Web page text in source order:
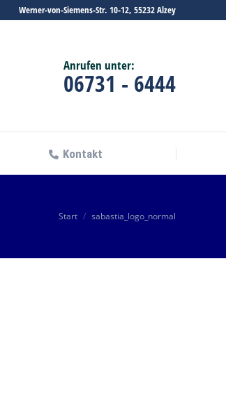
Werner-von-Siemens-Str. 10-12, 55232 Alzey
Anrufen unter:
06731 - 6444
Kontakt
Sie befinden sich hier:
Start sabastia_logo_normal
Kontakt